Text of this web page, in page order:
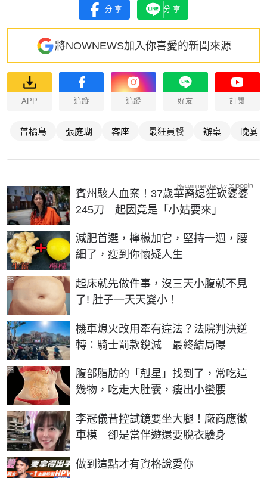
分享 分享
將NOWNEWS加入你喜愛的新聞來源
APP 追蹤 追蹤 好友 訂閱
普橘島 張庭瑚 客座 最狂員餐 辦桌 晚宴
賓州駭人血案！37歲華裔媳狂砍婆婆
245刀 起因竟是「小姑要來」
減肥首選，檸檬加它，堅持一週，腰
細了，瘦到你懷疑人生
PR
起床就先做件事，沒三天小腹就不見
了! 肚子一天天變小！
PR
機車熄火改用牽有違法？法院判決逆
轉：騎士罰款銳減 最終結局曝
腹部脂肪的「剋星」找到了，常吃這
幾物，吃走大肚囊，瘦出小蠻腰
PR
李冠儀昔控試鏡要坐大腿！廠商應徵
車模 卻是當伴遊還要脫衣驗身
做到這點才有資格說愛你
PR
Recommended by